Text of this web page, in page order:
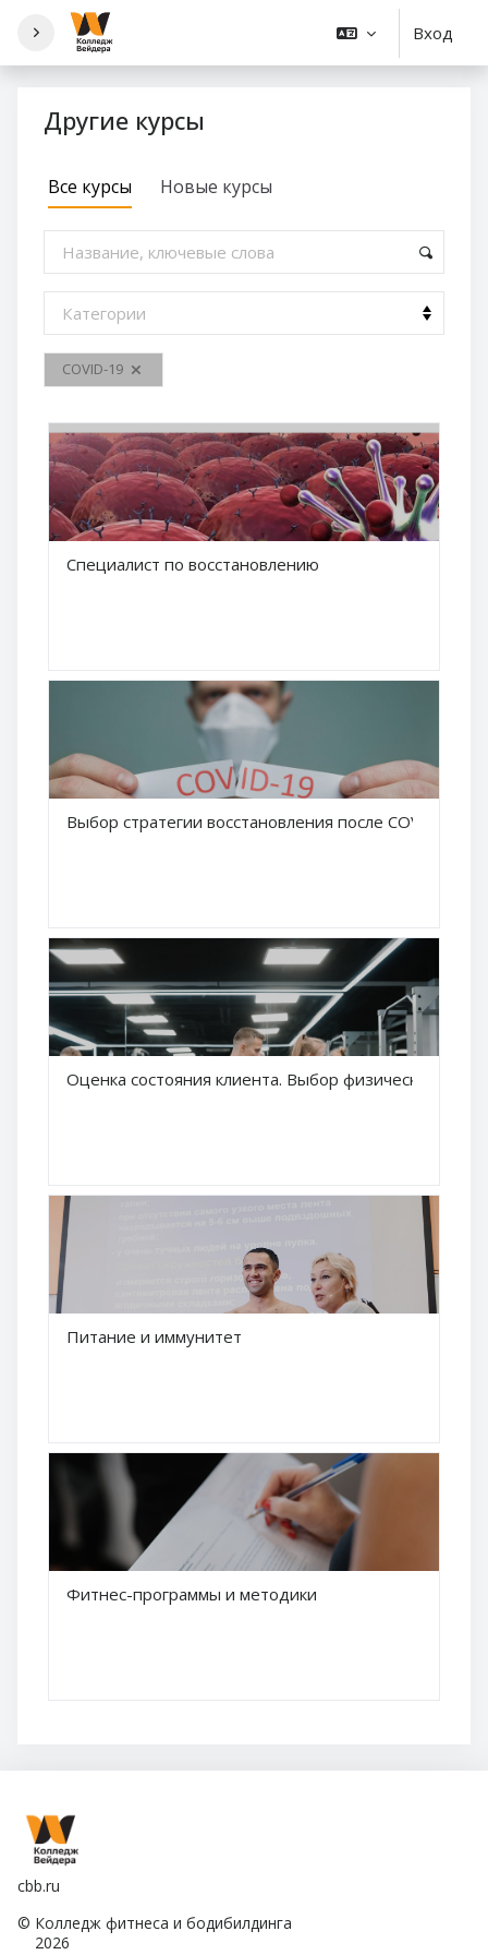
Перейти к основному содержанию
Вход
Другие курсы
Все курсы Новые курсы
COVID-19
Краткое название курса
Специалист по восстановлению
Краткое название курса
Выбор стратегии восстановления после COVID-19
Краткое название курса
Оценка состояния клиента. Выбор физических
Краткое название курса
Питание и иммунитет
Краткое название курса
Фитнес-программы и методики
cbb.ru
© Колледж фитнеса и бодибилдинга
2026